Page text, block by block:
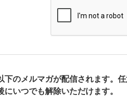
下のメルマガが配信されます。
いつでも解除いただけます。